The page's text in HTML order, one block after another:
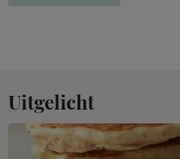
Uitgelicht